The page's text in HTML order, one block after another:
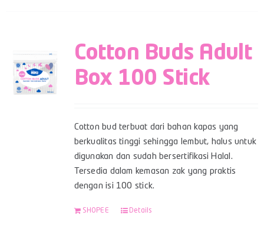
Cotton Buds Adult
Box 100 Stick
Cotton bud terbuat dari bahan kapas yang
berkualitas tinggi sehingga lembut, halus untuk
digunakan dan sudah bersertifikasi Halal.
Tersedia dalam kemasan zak yang praktis
dengan isi 100 stick.
SHOPEE Details